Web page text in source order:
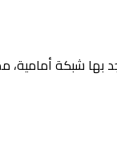
بها شبكة أمامية،